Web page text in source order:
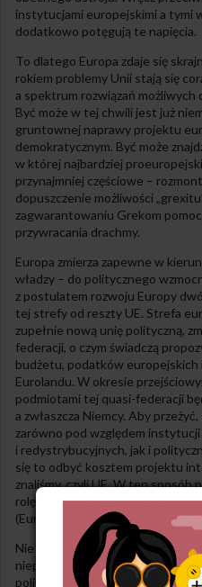
instytucjami europejskimi a tymi
dodatkowo potęgują te napięcia.
To dlatego Europa zdaje się
rokiem problemy Unii stają się
a spektrum rozwiązań możliwych
Być może w tej chwili jest już
gruntownej naprawy projektu
demokratycznym. Być może
w której najbardziej
przynajmniej częściowe –
dopuszczenie możliwości
zagwarantowaniu Grekom
przywracania drachmy.
Europa zmierza zapewne w
władzy – do politycznego
z postulatem rozwoju Europy
tej strefy od reszty UE. Strefa
zupełnie nową unię polityczną,
federacji, o czym świadczą
budżetu, podatków europejskich
Eurolandu. W okresie
podmiotami tej quasi-federacji
a zwłaszcza Niemcy. Aby
zarówno pod względem
i redystrybucyjnych, jak i
się to odbyć kosztem projektu
znaliśmy, czyli UE. W ten sposób
rolę polityczną lub nawet
(Europejską).
Nie mamy jednak gwarancji, co
niepewności jest ogromny, a
polityków – minimalny. Żyjemy w